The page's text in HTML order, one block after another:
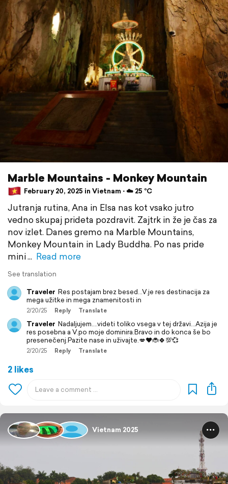
Marble Mountains - Monkey Mountain
February 20, 2025 in Vietnam ⋅ ☁️ 25 °C
Jutranja rutina, Ana in Elsa nas kot vsako jutro
vedno skupaj prideta pozdravit. Zajtrk in že je čas za
nov izlet. Danes gremo na Marble Mountains,
Monkey Mountain in Lady Buddha. Po nas pride
mini
Read more
See translation
Traveler Res postajam brez besed...V.je res destinacija za
mega užitke in mega znamenitosti in
2/20/25 Reply Translate
Traveler Nadaljujem....videti toliko vsega v tej državi...Azija je
res posebna a V.po moje dominira.Bravo in do konca še bo
presenečenj.Pazite nase in uživajte.💋❤️🐞🍀💯💞
2/20/25 Reply Translate
2 likes
Vietnam 2025